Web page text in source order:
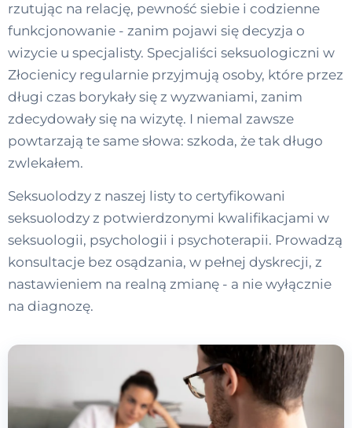
rzutując na relację, pewność siebie i codzienne
funkcjonowanie - zanim pojawi się decyzja o
wizycie u specjalisty. Specjaliści seksuologiczni w
Złocienicy regularnie przyjmują osoby, które przez
długi czas borykały się z wyzwaniami, zanim
zdecydowały się na wizytę. I niemal zawsze
powtarzają te same słowa: szkoda, że tak długo
zwlekałem.
Seksuolodzy z naszej listy to certyfikowani
seksuolodzy z potwierdzonymi kwalifikacjami w
seksuologii, psychologii i psychoterapii. Prowadzą
konsultacje bez osądzania, w pełnej dyskrecji, z
nastawieniem na realną zmianę - a nie wyłącznie
na diagnozę.